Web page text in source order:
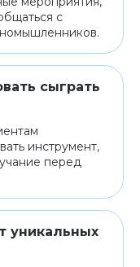
с
сыграть
инструмент,
перед
уникальных